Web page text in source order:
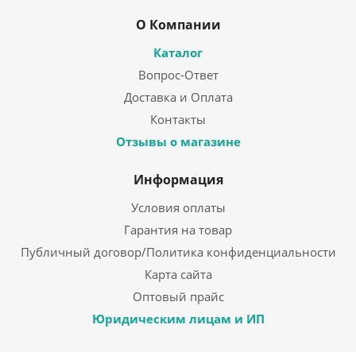
О Компании
Каталог
Вопрос-Ответ
Доставка и Оплата
Контакты
Отзывы о магазине
Информация
Условия оплаты
Гарантия на товар
Публичный договор/Политика конфиденциальности
Карта сайта
Оптовый прайс
Юридическим лицам и ИП